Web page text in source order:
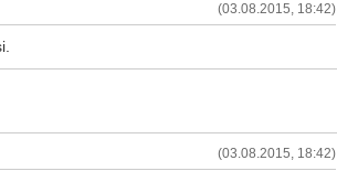
(03.08.2015, 18:42)
(03.08.2015, 18:42)